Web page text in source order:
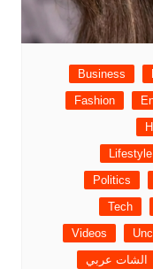
Business
Fashion
Lifestyle
Politics
Tech
Videos
الشات عربي